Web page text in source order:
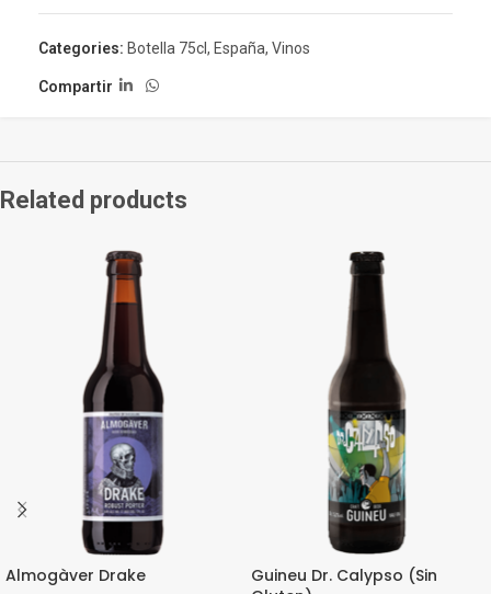
Categories: Botella 75cl, España, Vinos
Compartir
Related products
Almogàver Drake
Guineu Dr. Calypso (Sin